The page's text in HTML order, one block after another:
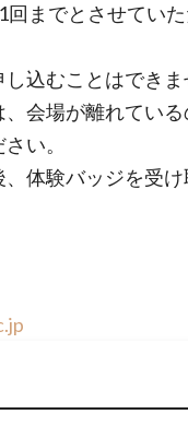
までとさせていた
込むことはできま
会場が離れている
い。
体験バッジを受け